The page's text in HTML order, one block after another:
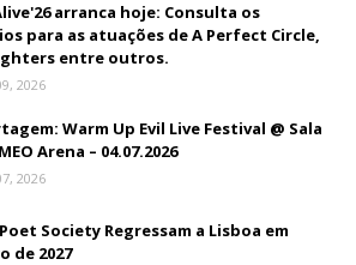
arranca hoje: Consulta os
para as atuações de A Perfect Circle,
entre outros.
2026
Warm Up Evil Live Festival @ Sala
Arena – 04.07.2026
2026
Society Regressam a Lisboa em
de 2027